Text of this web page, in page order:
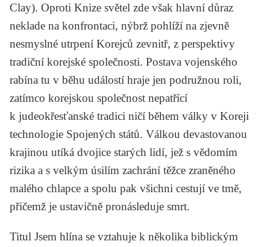
Clay). Oproti Knize světel zde však hlavní důraz
neklade na konfrontaci, nýbrž pohlíží na zjevně
nesmyslné utrpení Korejců zevnitř, z perspektivy
tradiční korejské společnosti. Postava vojenského
rabína tu v běhu událostí hraje jen podružnou roli,
zatímco korejskou společnost nepatřící
k judeokřesťanské tradici ničí během války v Koreji
technologie Spojených států. Válkou devastovanou
krajinou utíká dvojice starých lidí, jež s vědomím
rizika a s velkým úsilím zachrání těžce zraněného
malého chlapce a spolu pak všichni cestují ve tmě,
přičemž je ustavičně pronásleduje smrt.
Titul Jsem hlína se vztahuje k několika biblickým